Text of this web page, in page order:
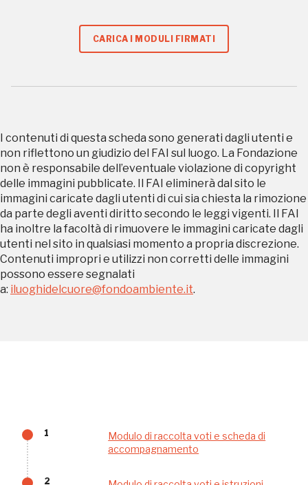
CARICA I MODULI FIRMATI
I contenuti di questa scheda sono generati dagli utenti e
non riflettono un giudizio del FAI sul luogo. La Fondazione
non è responsabile dell’eventuale violazione di copyright
delle immagini pubblicate. Il FAI eliminerà dal sito le
immagini caricate dagli utenti di cui sia chiesta la rimozione
da parte degli aventi diritto secondo le leggi vigenti. Il FAI
ha inoltre la facoltà di rimuovere le immagini caricate dagli
utenti nel sito in qualsiasi momento a propria discrezione.
Contenuti impropri e utilizzi non corretti delle immagini
possono essere segnalati
a: iluoghidelcuore@fondoambiente.it.
1
Modulo di raccolta voti e scheda di
accompagnamento
2
Scopri tutte le opportunità riservate agli iscritti
Ingresso gratuito
nei Beni FAI tutto l'anno
Gratis
Museo
Palazzo Strozzi
Firenze
Gallerie
Milano
senza di te